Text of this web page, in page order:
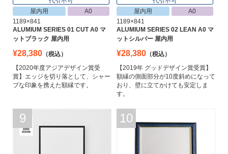
屋内用
A0
1189×841
ALUMIUM SERIES 01 CUT A0 マ
ットブラック 屋内用
¥28,380 （税込）
【2020年度アジアデザイン賞受
賞】エッジを切り落として、シャー
プな印象を携えた額縁です。
屋内用
A0
1189×841
ALUMIUM SERIES 02 LEAN A0 マ
ットシルバー 屋内用
¥28,380 （税込）
【2019年 グッドデザイン賞受賞】
額縁の側面部分が10度斜めになって
おり、壁に立てかけても安定しま
す。
9 10